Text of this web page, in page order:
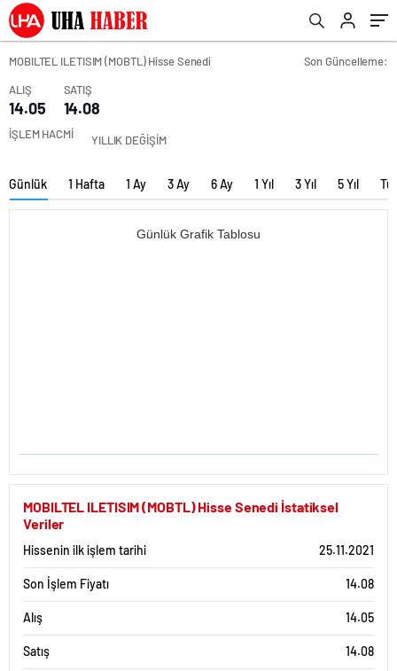
MOBILTEL ILETISIM (MOBTL) Hisse Senedi
Son Güncelleme:
ALIŞ
14.05
SATIŞ
14.08
İŞLEM HACMİ YILLIK DEĞİŞİM
Günlük 1 Hafta 1 Ay 3 Ay 6 Ay 1 Yıl 3 Yıl 5 Yıl
Günlük Grafik Tablosu
MOBILTEL ILETISIM (MOBTL) Hisse Senedi İstatiksel
Veriler
Hissenin ilk işlem tarihi 25.11.2021
Son İşlem Fiyatı 14.08
Alış 14.05
Satış 14.08